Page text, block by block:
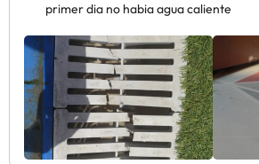
primer dia no habia agua caliente